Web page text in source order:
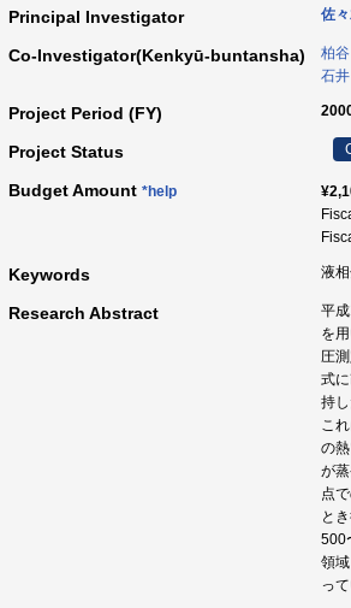
Principal Investigator 佐
Co-Investigator(Kenkyū-buntansha) 柏
石
Project Period (FY)
Project Status
Budget Amount *help
Keywords 液
Research Abstract
平
を
圧
式
持
こ
の
が
点
と
500
領
っ